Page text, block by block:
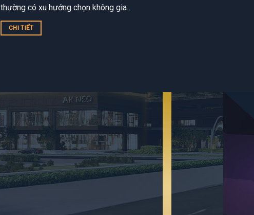
thường có xu hướng chọn không gian
an cư gần gũi với thiên nhiên...
CHI TIẾT